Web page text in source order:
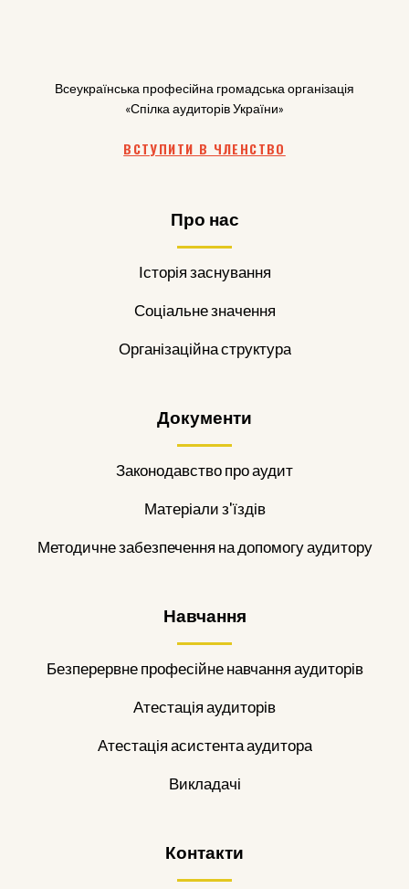
Всеукраїнська професійна громадська організація
«Спілка аудиторів України»
ВСТУПИТИ В ЧЛЕНСТВО
Про нас
Історія заснування
Соціальне значення
Організаційна структура
Документи
Законодавство про аудит
Матеріали з'їздів
Методичне забезпечення на допомогу аудитору
Навчання
Безперервне професійне навчання аудиторів
Атестація аудиторів
Атестація асистента аудитора
Викладачі
Контакти